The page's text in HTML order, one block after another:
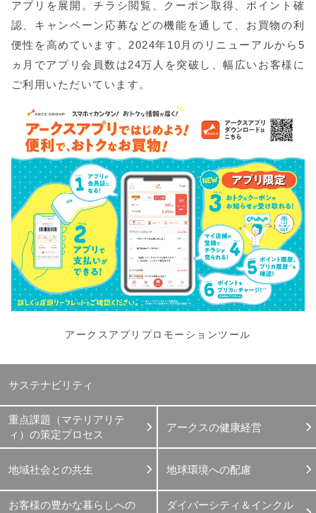
アプリを展開。チラシ閲覧、クーポン取得、ポイント確
認、キャンペーン応募などの機能を通して、お買物の利
便性を高めています。2024年10月のリニューアルから5
ヵ月でアプリ会員数は24万人を突破し、幅広いお客様に
ご利用いただいています。
アークスアプリプロモーションツール
サステナビリティ
重点課題（マテリアリテ
ィ）の策定プロセス
アークスの健康経営
地域社会との共生 地球環境への配慮
お客様の豊かな暮らしへの
ダイバーシティ＆インクル